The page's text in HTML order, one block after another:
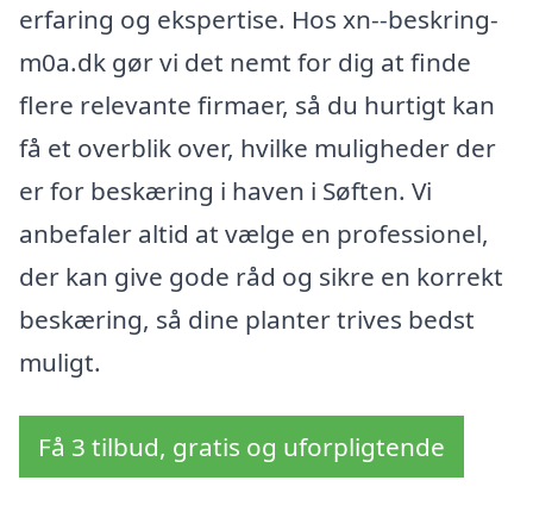
erfaring og ekspertise. Hos xn--beskring-
m0a.dk gør vi det nemt for dig at finde
flere relevante firmaer, så du hurtigt kan
få et overblik over, hvilke muligheder der
er for beskæring i haven i Søften. Vi
anbefaler altid at vælge en professionel,
der kan give gode råd og sikre en korrekt
beskæring, så dine planter trives bedst
muligt.
Få 3 tilbud, gratis og uforpligtende